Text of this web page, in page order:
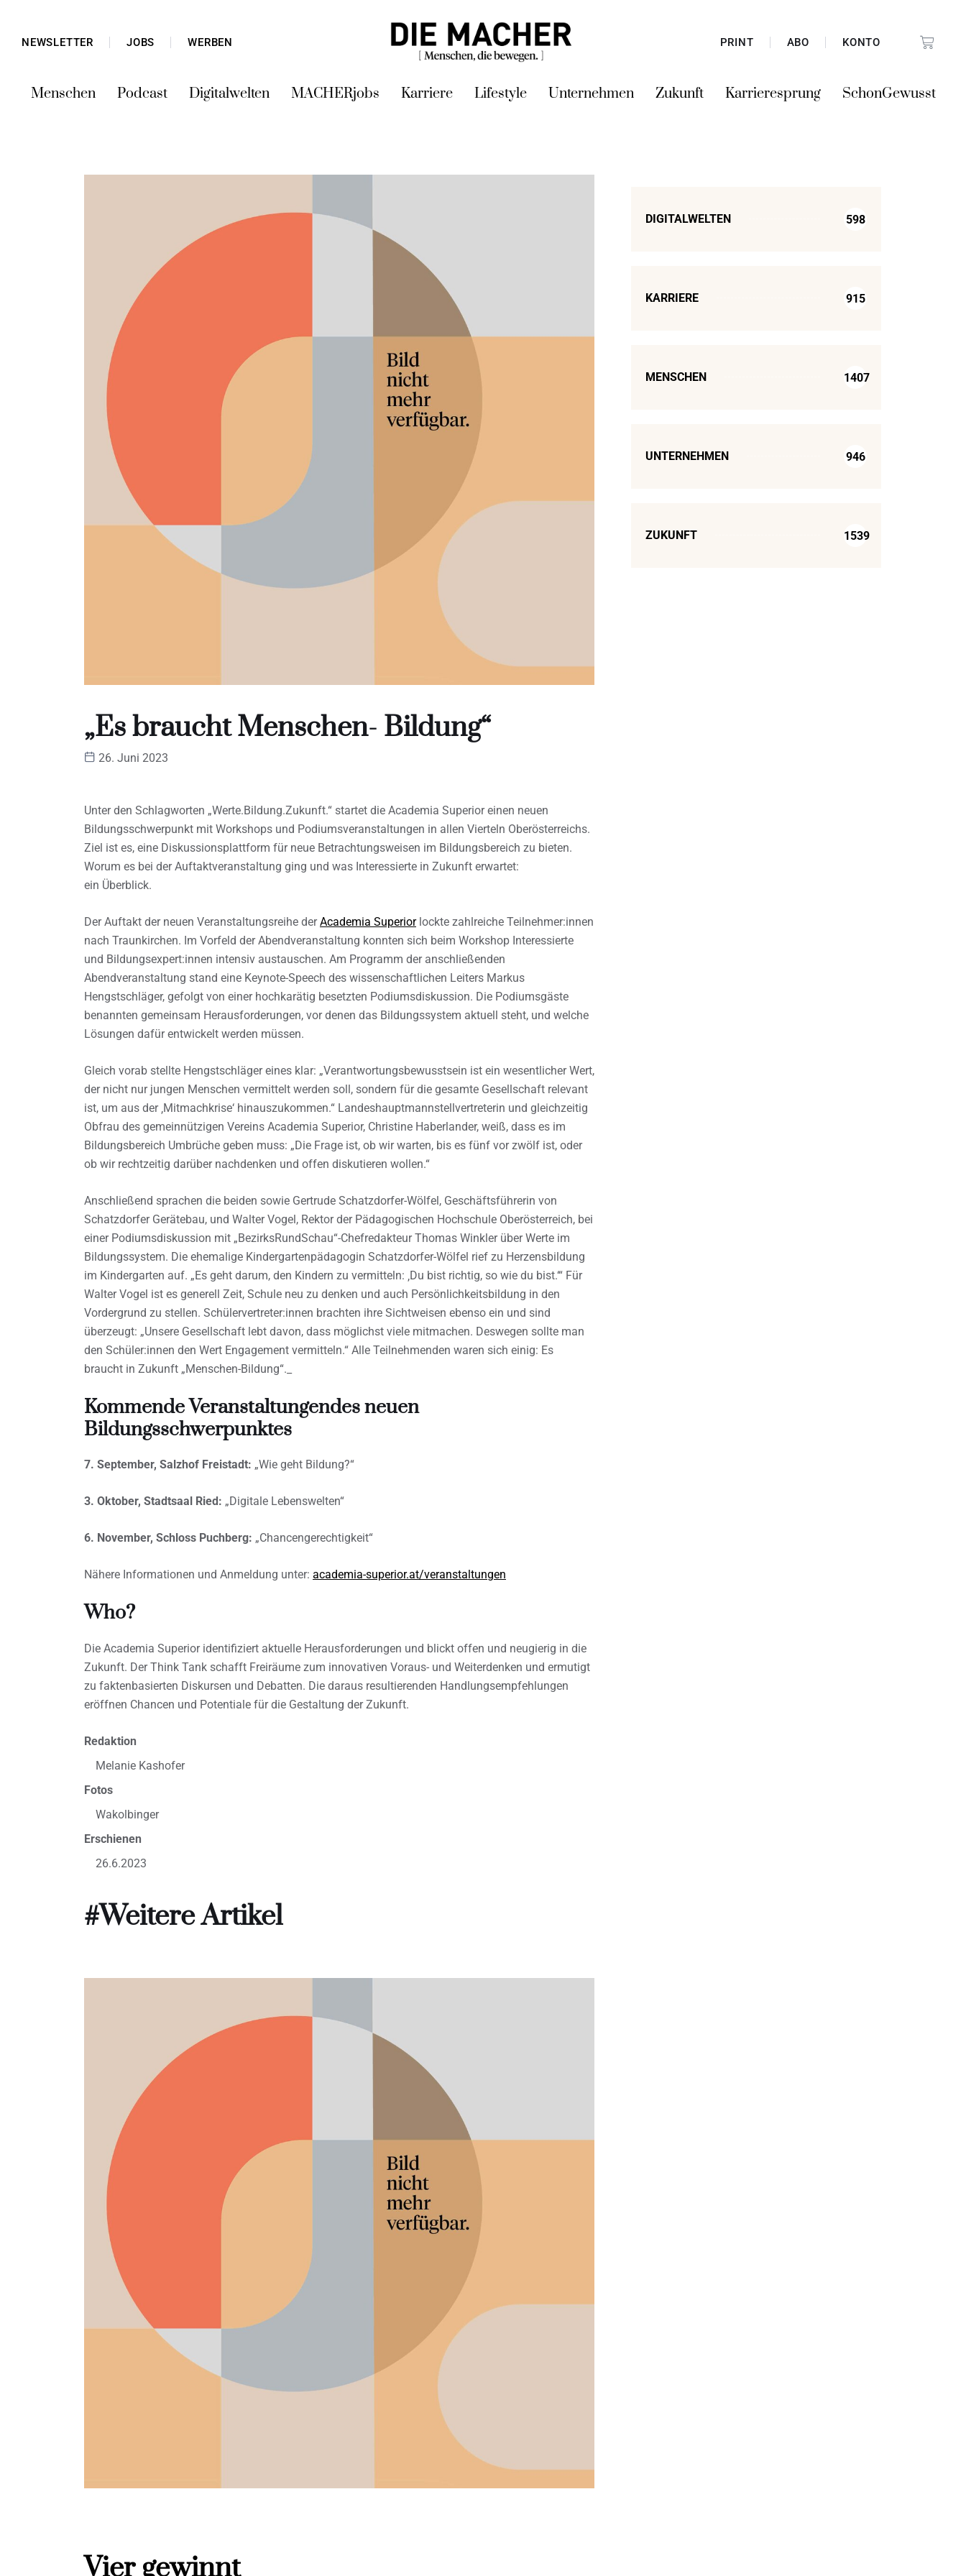
NEWSLETTER JOBS WERBEN PRINT ABO KONTO
Menschen Podcast Digitalwelten MACHERjobs Karriere Lifestyle Unternehmen Zukunft Karrieresprung SchonGewusst
„Es braucht Menschen- Bildung“
26. Juni 2023
Unter den Schlagworten „Werte.Bildung.Zukunft.“ startet die Academia Superior einen neuen
Bildungsschwerpunkt mit Workshops und Podiumsveranstaltungen in allen Vierteln Oberösterreichs.
Ziel ist es, eine Diskussionsplattform für neue Betrachtungsweisen im Bildungsbereich zu bieten.
Worum es bei der Auftaktveranstaltung ging und was Interessierte in Zukunft erwartet:
ein Überblick.
Der Auftakt der neuen Veranstaltungsreihe derAcademia Superiorlockte zahlreiche Teilnehmer:innen
nach Traunkirchen. Im Vorfeld der Abendveranstaltung konnten sich beim Workshop Interessierte
und Bildungsexpert:innen intensiv austauschen. Am Programm der anschließenden
Abendveranstaltung stand eine Keynote-Speech des wissenschaftlichen Leiters Markus
Hengstschläger, gefolgt von einer hochkarätig besetzten Podiumsdiskussion. Die Podiumsgäste
benannten gemeinsam Herausforderungen, vor denen das Bildungssystem aktuell steht, und welche
Lösungen dafür entwickelt werden müssen.
Gleich vorab stellte Hengstschläger eines klar: „Verantwortungsbewusstsein ist ein wesentlicher Wert,
der nicht nur jungen Menschen vermittelt werden soll, sondern für die gesamte Gesellschaft relevant
ist, um aus der ‚Mitmachkrise‘ hinauszukommen.“ Landeshauptmannstellvertreterin und gleichzeitig
Obfrau des gemeinnützigen Vereins Academia Superior, Christine Haberlander, weiß, dass es im
Bildungsbereich Umbrüche geben muss: „Die Frage ist, ob wir warten, bis es fünf vor zwölf ist, oder
ob wir rechtzeitig darüber nachdenken und offen diskutieren wollen.“
Anschließend sprachen die beiden sowie Gertrude Schatzdorfer-Wölfel, Geschäftsführerin von
Schatzdorfer Gerätebau, und Walter Vogel, Rektor der Pädagogischen Hochschule Oberösterreich, bei
einer Podiumsdiskussion mit „BezirksRundSchau“-Chefredakteur Thomas Winkler über Werte im
Bildungssystem. Die ehemalige Kindergartenpädagogin Schatzdorfer-Wölfel rief zu Herzensbildung
im Kindergarten auf. „Es geht darum, den Kindern zu vermitteln: ‚Du bist richtig, so wie du bist.‘“ Für
Walter Vogel ist es generell Zeit, Schule neu zu denken und auch Persönlichkeitsbildung in den
Vordergrund zu stellen. Schülervertreter:innen brachten ihre Sichtweisen ebenso ein und sind
überzeugt: „Unsere Gesellschaft lebt davon, dass möglichst viele mitmachen. Deswegen sollte man
den Schüler:innen den Wert Engagement vermitteln.“ Alle Teilnehmenden waren sich einig: Es
braucht in Zukunft „Menschen-Bildung“._
Kommende Veranstaltungendes neuen
Bildungsschwerpunktes
7. September, Salzhof Freistadt: „Wie geht Bildung?“
3. Oktober, Stadtsaal Ried: „Digitale Lebenswelten“
6. November, Schloss Puchberg: „Chancengerechtigkeit“
Nähere Informationen und Anmeldung unter: academia-superior.at/veranstaltungen
Who?
Die Academia Superior identifiziert aktuelle Herausforderungen und blickt offen und neugierig in die
Zukunft. Der Think Tank schafft Freiräume zum innovativen Voraus- und Weiterdenken und ermutigt
zu faktenbasierten Diskursen und Debatten. Die daraus resultierenden Handlungsempfehlungen
eröffnen Chancen und Potentiale für die Gestaltung der Zukunft.
Redaktion
Melanie Kashofer
Fotos
Wakolbinger
Erschienen
26.6.2023
#Weitere Artikel
Vier gewinnt
DIGITALWELTEN 598
KARRIERE 915
MENSCHEN 1407
UNTERNEHMEN 946
ZUKUNFT 1539